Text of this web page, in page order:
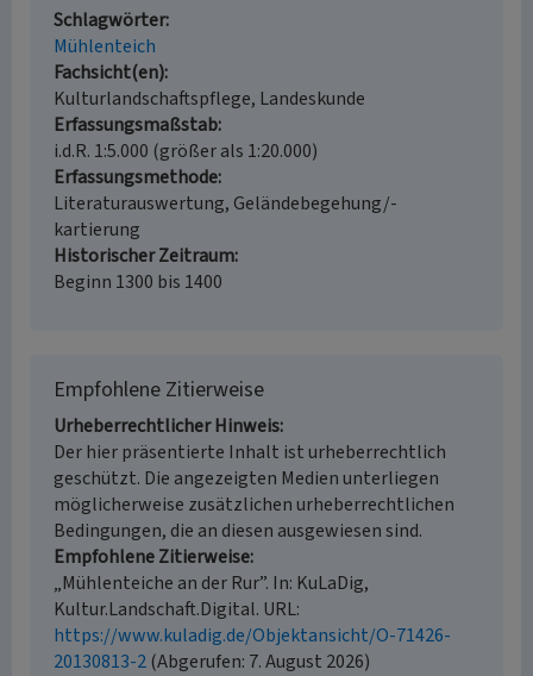
Schlagwörter
Mühlenteich
Fachsicht(en)
Kulturlandschaftspflege, Landeskunde
Erfassungsmaßstab
i.d.R. 1:5.000 (größer als 1:20.000)
Erfassungsmethode
Literaturauswertung, Geländebegehung/-
kartierung
Historischer Zeitraum
Beginn 1300 bis 1400
Empfohlene Zitierweise
Urheberrechtlicher Hinweis
Der hier präsentierte Inhalt ist urheberrechtlich
geschützt. Die angezeigten Medien unterliegen
möglicherweise zusätzlichen urheberrechtlichen
Bedingungen, die an diesen ausgewiesen sind.
Empfohlene Zitierweise
„Mühlenteiche an der Rur”. In: KuLaDig,
Kultur.Landschaft.Digital. URL:
https://www.kuladig.de/Objektansicht/O-71426-
20130813-2(Abgerufen: 7. August 2026)